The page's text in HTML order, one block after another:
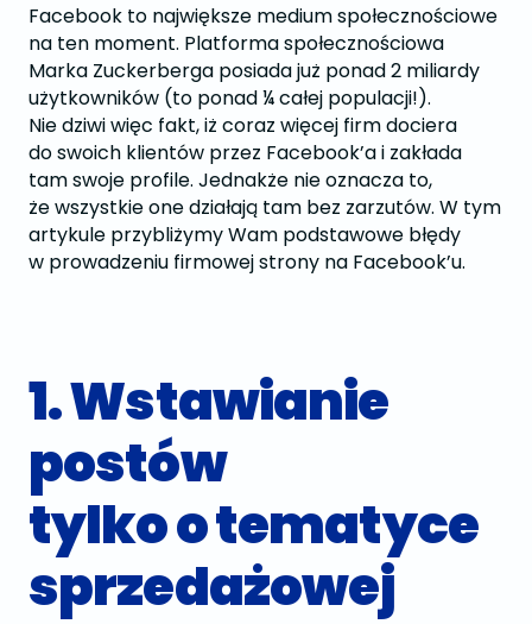
Facebook to największe medium społecznościowe
na ten moment. Platforma społecznościowa
Marka Zuckerberga posiada już ponad 2 miliardy
użytkowników (to ponad ¼ całej populacji!).
Nie dziwi więc fakt, iż coraz więcej firm dociera
do swoich klientów przez Facebook’a i zakłada
tam swoje profile. Jednakże nie oznacza to,
że wszystkie one działają tam bez zarzutów. W tym
artykule przybliżymy Wam podstawowe błędy
w prowadzeniu firmowej strony na Facebook’u.
1. Wstawianie
postów
tylko o tematyce
sprzedażowej